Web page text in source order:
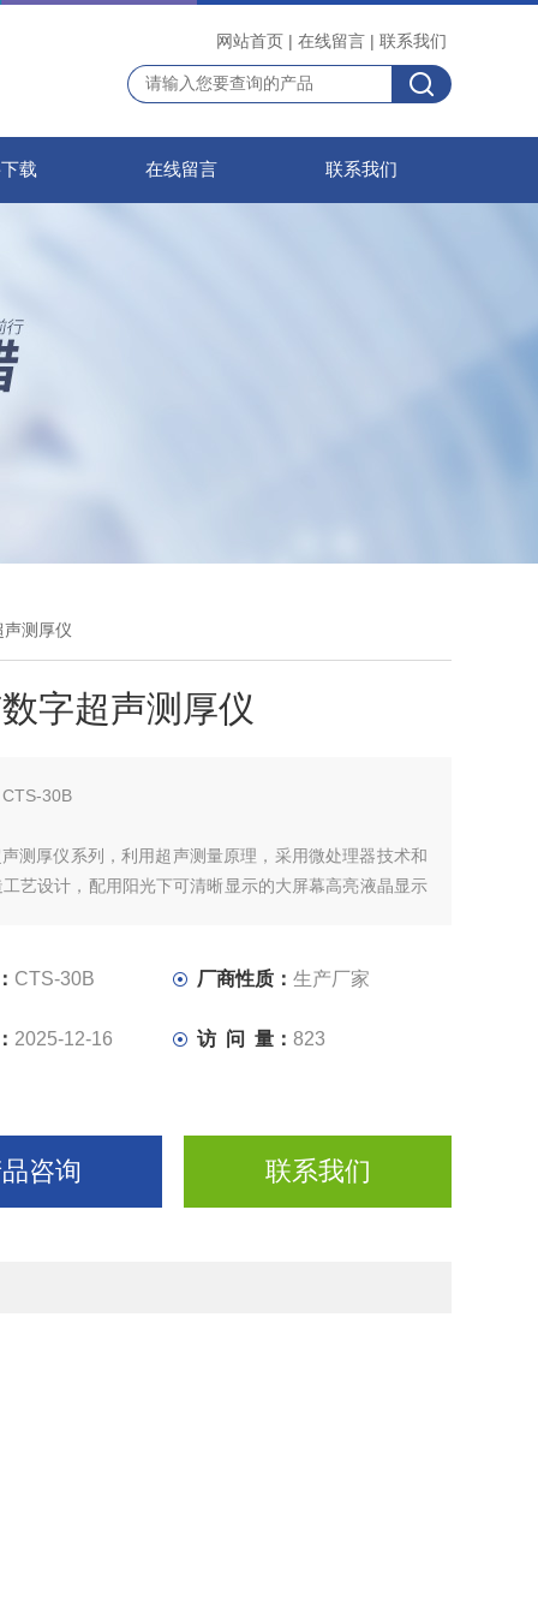
网站首页 | 在线留言 | 联系我们
载 在线留言 联系我们
测厚仪
字超声测厚仪
CTS-30B
测厚仪系列，利用超声测量原理，采用微处理器技术和
艺设计，配用阳光下可清晰显示的大屏幕高亮液晶显示
CTS-30B 厂商性质：生产厂家
2025-12-16 访 问 量：823
咨询 联系我们